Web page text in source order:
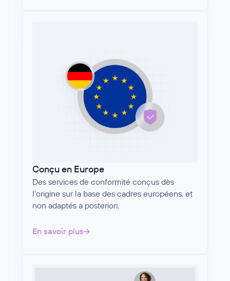
Conçu en Europe
Des services de conformité conçus dès
l'origine sur la base des cadres européens, et
non adaptés a posteriori.
En savoir plus